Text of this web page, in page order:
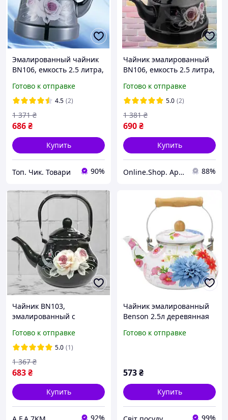
Эмалированный чайник
BN106, емкость 2.5 литра,
Код BN106CGT
Готово к отправке
4.5 (2)
686₴
1 371 ₴
Купить
Топ. Чик. Товари 90%
Чайник эмалированный
BN106, емкость 2.5 литра,
для всех типов кухонных
плит. Код BN106ZSQ
Готово к отправке
5.0 (2)
690₴
1 381 ₴
Купить
Online.Shop. Apelsin.7km 88%
Чайник BN103,
эмалированный с
для всех типов плит. Код
BN103BGG
Готово к отправке
5.0 (1)
683₴
1 367 ₴
Купить
92%
Чайник эмалированный
Benson 2.5л деревянная
Готово к отправке
573₴
Купить
99%